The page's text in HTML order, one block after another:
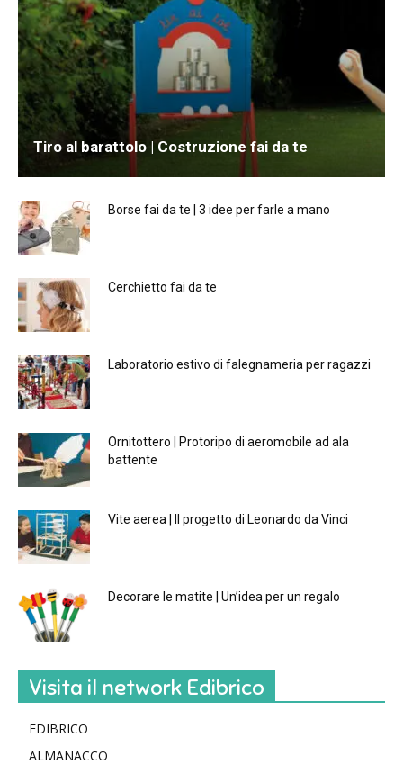
Tiro al barattolo | Costruzione fai da te
Borse fai da te | 3 idee per farle a mano
Cerchietto fai da te
Laboratorio estivo di falegnameria per ragazzi
Ornitottero | Protoripo di aeromobile ad ala
battente
Vite aerea | Il progetto di Leonardo da Vinci
Decorare le matite | Un’idea per un regalo
Visita il network Edibrico
EDIBRICO
ALMANACCO